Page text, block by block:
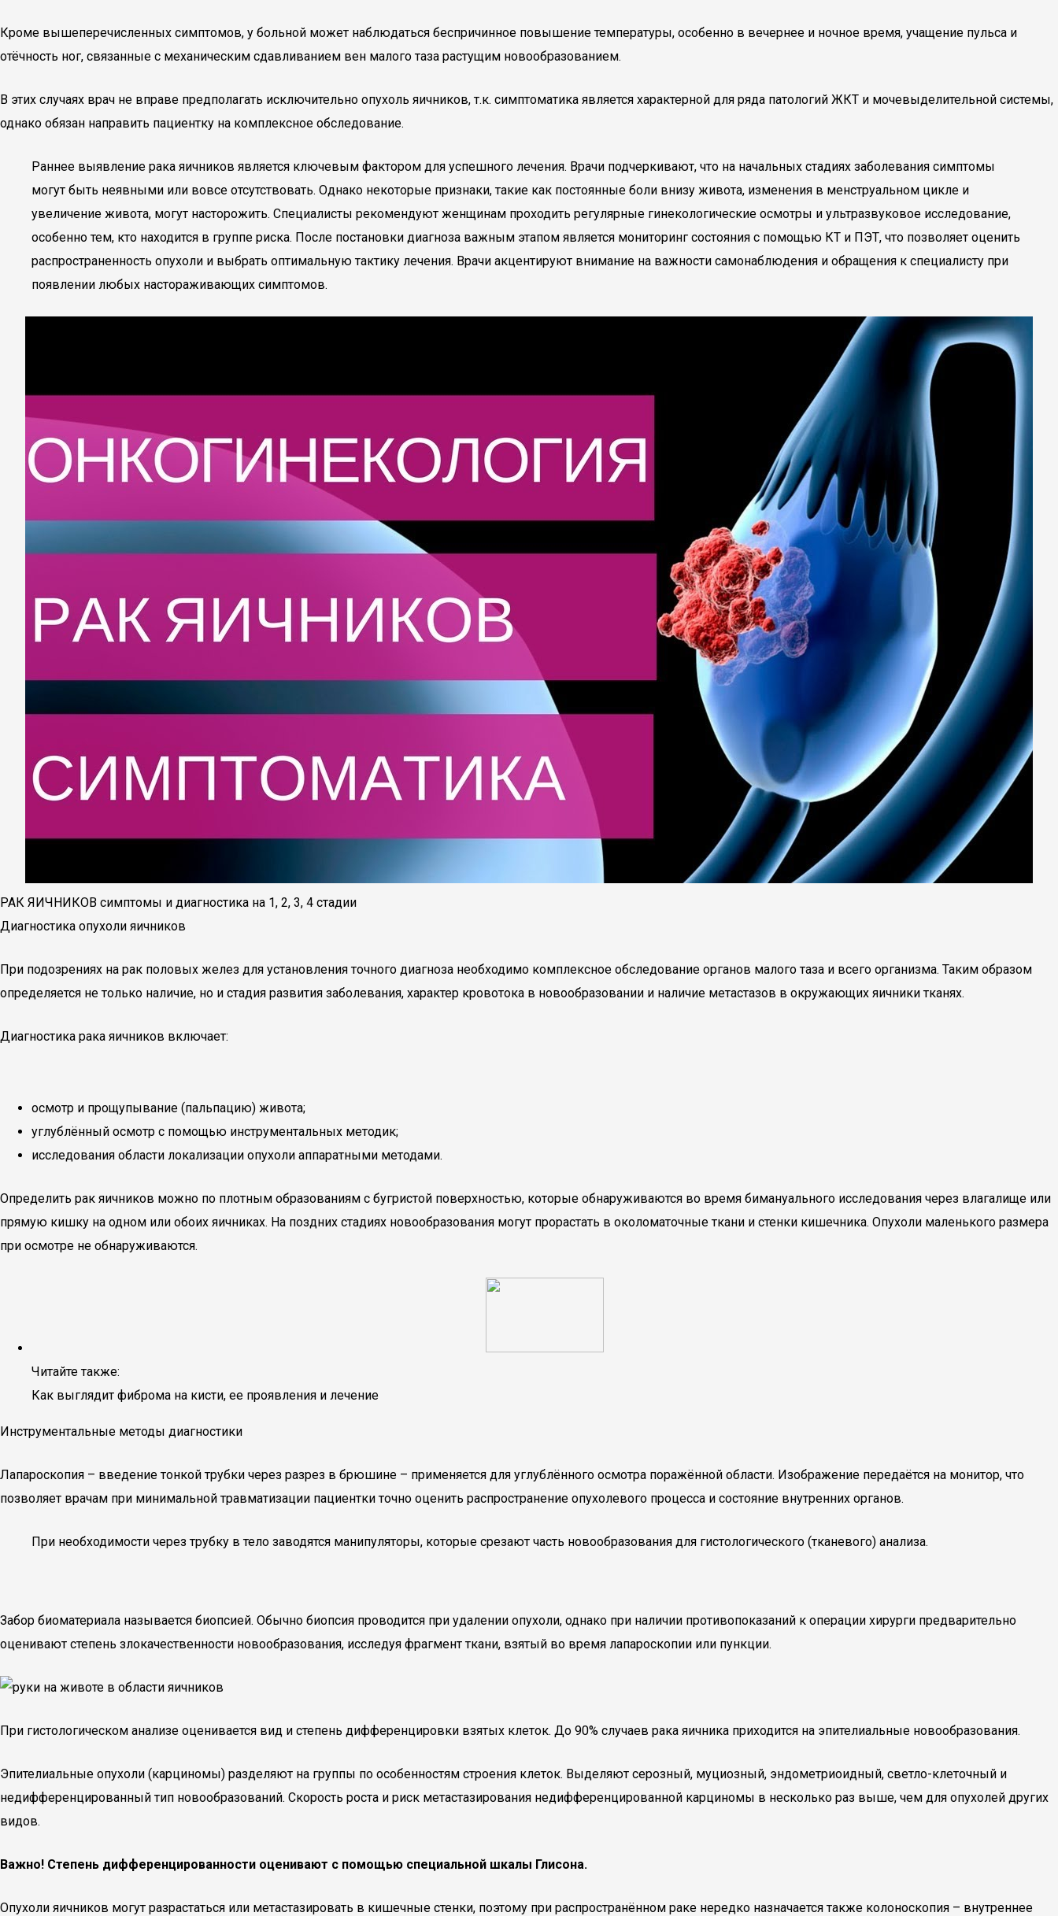
Кроме вышеперечисленных симптомов, у больной может наблюдаться беспричинное повышение температуры, особенно в вечернее и ночное время, учащение пульса и
отёчность ног, связанные с механическим сдавливанием вен малого таза растущим новообразованием.
В этих случаях врач не вправе предполагать исключительно опухоль яичников, т.к. симптоматика является характерной для ряда патологий ЖКТ и мочевыделительной системы,
однако обязан направить пациентку на комплексное обследование.
Раннее выявление рака яичников является ключевым фактором для успешного лечения. Врачи подчеркивают, что на начальных стадиях заболевания симптомы
могут быть неявными или вовсе отсутствовать. Однако некоторые признаки, такие как постоянные боли внизу живота, изменения в менструальном цикле и
увеличение живота, могут насторожить. Специалисты рекомендуют женщинам проходить регулярные гинекологические осмотры и ультразвуковое исследование,
особенно тем, кто находится в группе риска. После постановки диагноза важным этапом является мониторинг состояния с помощью КТ и ПЭТ, что позволяет оценить
распространенность опухоли и выбрать оптимальную тактику лечения. Врачи акцентируют внимание на важности самонаблюдения и обращения к специалисту при
появлении любых настораживающих симптомов.
РАК ЯИЧНИКОВ симптомы и диагностика на 1, 2, 3, 4 стадии
Диагностика опухоли яичников
При подозрениях на рак половых желез для установления точного диагноза необходимо комплексное обследование органов малого таза и всего организма. Таким образом
определяется не только наличие, но и стадия развития заболевания, характер кровотока в новообразовании и наличие метастазов в окружающих яичники тканях.
Диагностика рака яичников включает:
осмотр и прощупывание (пальпацию) живота;
углублённый осмотр с помощью инструментальных методик;
исследования области локализации опухоли аппаратными методами.
Определить рак яичников можно по плотным образованиям с бугристой поверхностью, которые обнаруживаются во время бимануального исследования через влагалище или
прямую кишку на одном или обоих яичниках. На поздних стадиях новообразования могут прорастать в околоматочные ткани и стенки кишечника. Опухоли маленького размера
при осмотре не обнаруживаются.
Читайте также:
Как выглядит фиброма на кисти, ее проявления и лечение
Инструментальные методы диагностики
Лапароскопия – введение тонкой трубки через разрез в брюшине – применяется для углублённого осмотра поражённой области. Изображение передаётся на монитор, что
позволяет врачам при минимальной травматизации пациентки точно оценить распространение опухолевого процесса и состояние внутренних органов.
При необходимости через трубку в тело заводятся манипуляторы, которые срезают часть новообразования для гистологического (тканевого) анализа.
Забор биоматериала называется биопсией. Обычно биопсия проводится при удалении опухоли, однако при наличии противопоказаний к операции хирурги предварительно
оценивают степень злокачественности новообразования, исследуя фрагмент ткани, взятый во время лапароскопии или пункции.
При гистологическом анализе оценивается вид и степень дифференцировки взятых клеток. До 90% случаев рака яичника приходится на эпителиальные новообразования.
Эпителиальные опухоли (карциномы) разделяют на группы по особенностям строения клеток. Выделяют серозный, муциозный, эндометриоидный, светло-клеточный и
недифференцированный тип новообразований. Скорость роста и риск метастазирования недифференцированной карциномы в несколько раз выше, чем для опухолей других
видов.
Важно! Степень дифференцированности оценивают с помощью специальной шкалы Глисона.
Опухоли яичников могут разрастаться или метастазировать в кишечные стенки, поэтому при распространённом раке нередко назначается также колоноскопия – внутреннее